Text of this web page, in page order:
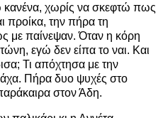
χωρίς να σκεφτώ πως
προίκα, την πήρα τη
με παίνεψαν. Όταν η κόρη
εγώ δεν είπα το ναι. Και
Τι απόχτησα με την
Πήρα δυο ψυχές στο
στον Άδη.